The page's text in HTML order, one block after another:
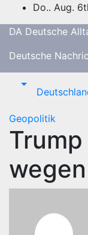
Inhalt
springen
Do.. Aug.
DA Deutsche
Deutsche
Geopolitik